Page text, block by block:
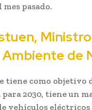
pasado.
de
tiene como objetivo
para 2030, tiene un
vehículos eléctricos